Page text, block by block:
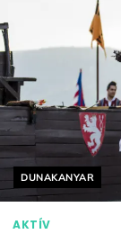
Helyszín címkék:
DUNAKANYAR
AKTÍV